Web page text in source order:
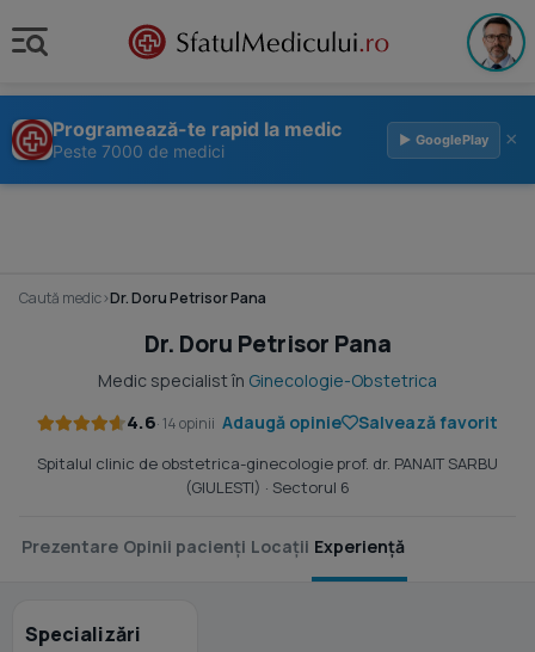
Programează-te rapid la medic
Peste 7000 de medici
▶ GooglePlay ×
Caută medic›Dr. Doru Petrisor Pana
Dr. Doru Petrisor Pana
Medic specialist în Ginecologie-Obstetrica
4.6· 14 opinii Adaugă opinie Salvează favorit
Spitalul clinic de obstetrica-ginecologie prof. dr. PANAIT SARBU
(GIULESTI) · Sectorul 6
Prezentare Opinii pacienți Locații Experiență
Specializări